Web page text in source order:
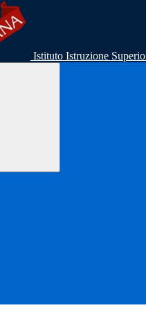
Istituto Istruzione